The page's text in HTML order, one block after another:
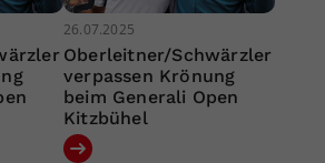
26.07.2025
Oberleitner/Schwärzler
verpassen Krönung
beim Generali Open
Kitzbühel